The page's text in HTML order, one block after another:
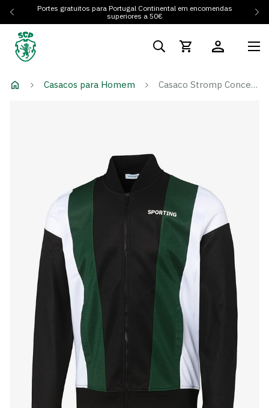
Portes gratuitos para Portugal Continental em encomendas
superiores a 50€
Casacos para Homem Casaco Stromp Concept 3.0